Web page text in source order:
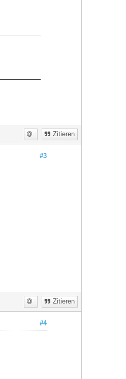
Zitieren
#3
Zitieren
#4